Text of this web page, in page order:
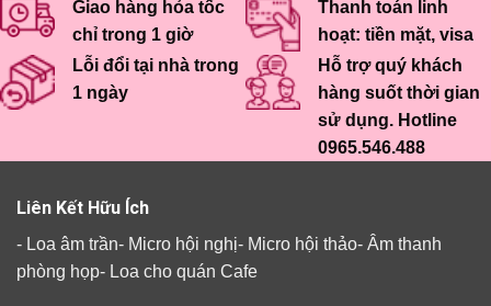
Giao hàng hỏa tốc
chỉ trong 1 giờ
Thanh toán linh
hoạt: tiền mặt, visa
Lỗi đổi tại nhà trong
1 ngày
Hỗ trợ quý khách
hàng suốt thời gian
sử dụng. Hotline
0965.546.488
Liên Kết Hữu Ích
- Loa âm trần- Micro hội nghị- Micro hội thảo- Âm thanh
phòng họp- Loa cho quán Cafe